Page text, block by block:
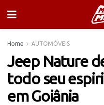
Home AUTOMÓVEIS
Jeep Nature
todo seu
em Goiânia